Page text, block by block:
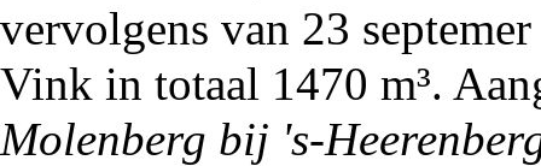
vervolgens van 23
Vink in totaal 1470 m³.
Molenberg bij 's-